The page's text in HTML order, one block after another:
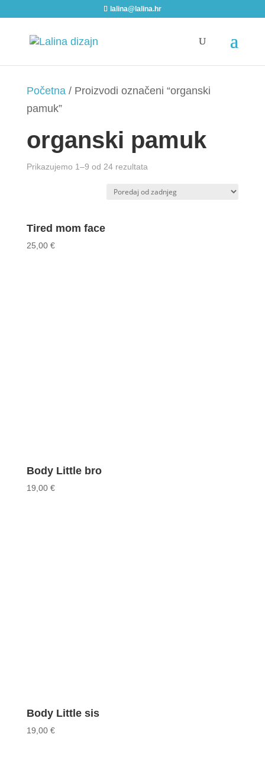
lalina@lalina.hr
Početna/ Proizvodi označeni “organski
pamuk”
organski pamuk
Prikazujemo 1–9 od 24 rezultataSorted
Tired mom face
25,00 €
Body Little bro
19,00 €
Body Little sis
19,00 €